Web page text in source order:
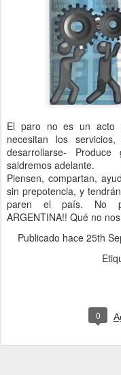
El paro no es un acto
necesitan los
desarrollarse-
saldremos adelante.
Piensen, compartan,
sin prepotencia, y
paren el país. No
ARGENTINA!! Qué no
Publicado hace 25th
0